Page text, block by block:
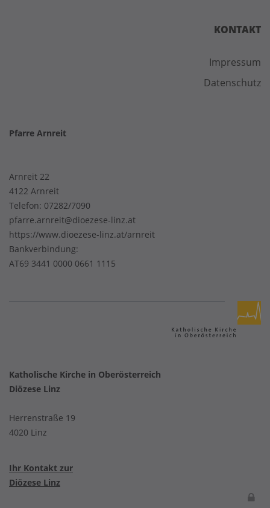
KONTAKT
Impressum
Datenschutz
Pfarre Arnreit
Arnreit 22
4122 Arnreit
Telefon: 07282/7090
pfarre.arnreit@dioezese-linz.at
https://www.dioezese-linz.at/arnreit
Bankverbindung:
AT69 3441 0000 0661 1115
Katholische Kirche in Oberösterreich
Diözese Linz
Herrenstraße 19
4020 Linz
Ihr Kontakt zur
Diözese Linz